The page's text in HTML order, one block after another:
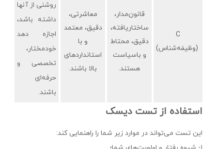
C
(وظیفه‌شناس)
قانون‌مدار،
ساختاریافته،
دقیق، محتاط
و باسیاست
هستند.
معاشرتی،
دقیق، معتمد
و با
استانداردهای
بالا باشند.
روشنی از آنها
داشته باشد،
اجازه دهد
خودمختار،
تخصصی و
حرفه‌ای
باشند.
استفاده از تست دیسک
این تست می‌تواند در موارد زیر شما را راهنمایی کند: